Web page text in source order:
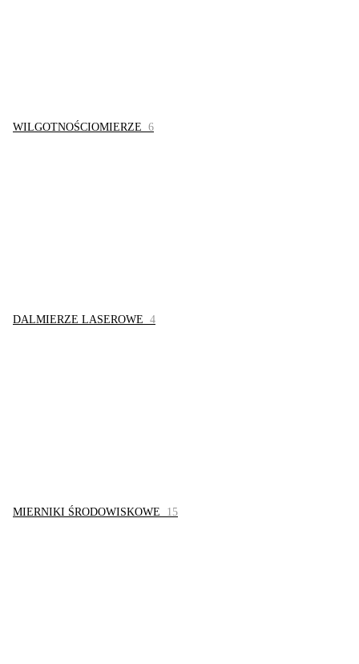
WILGOTNOŚCIOMIERZE 6
DALMIERZE LASEROWE 4
MIERNIKI ŚRODOWISKOWE 15